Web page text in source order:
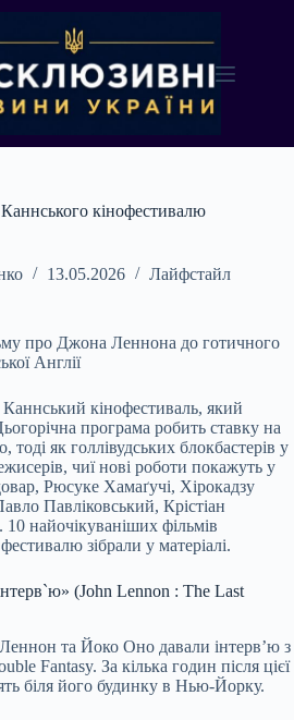
кінофестивалю
13.05.2026 Лайфстайл
про Джона Леннона до готичного
Англії
кінофестиваль, який
програма робить ставку на
тоді як голлівудських блокбастерів у
чиї нові роботи покажуть у
Рюсуке Хамаґучі, Хірокадзу
Павліковський, Крістіан
найочікуваніших фільмів
зібрали у матеріалі.
(John Lennon : The Last
та Йоко Оно давали інтерв’ю з
Fantasy. За кілька годин після цієї
біля його будинку в Нью-Йорку.